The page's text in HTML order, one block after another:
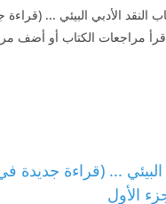
النقد الأدبي البيئي ...
اقرأ مراجعات الكتاب أو أضف
البيئي ... (قراءة جديدة
الأول